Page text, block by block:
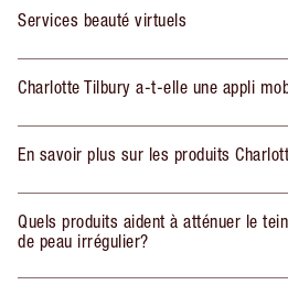
Services beauté virtuels
Charlotte Tilbury a-t-elle une appli
En savoir plus sur les produits
Quels produits aident à atténuer le
de peau irrégulier?